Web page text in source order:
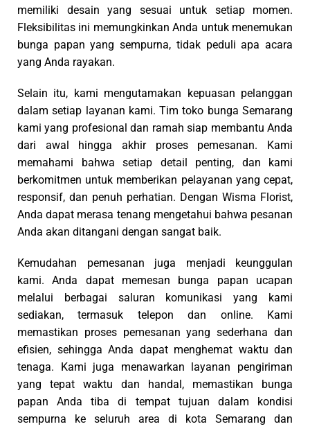
kami yang profesional dan ramah siap membantu Anda
dari awal hingga akhir proses pemesanan. Kami
memahami bahwa setiap detail penting, dan kami
berkomitmen untuk memberikan pelayanan yang cepat,
Anda dapat merasa tenang mengetahui bahwa pesanan
Anda akan ditangani dengan sangat baik.
Kemudahan pemesanan juga menjadi keunggulan
kami. Anda dapat memesan bunga papan ucapan
melalui berbagai saluran komunikasi yang kami
sediakan, termasuk telepon dan online. Kami
memastikan proses pemesanan yang sederhana dan
efisien, sehingga Anda dapat menghemat waktu dan
yang tepat waktu dan handal, memastikan bunga
papan Anda tiba di tempat tujuan dalam kondisi
sempurna ke seluruh area di kota Semarang dan
sekitarnya.
Keunggulan lainnya adalah harga yang kompetitif.
Kami menawarkan bunga papan ucapan dengan harga
yang terjangkau tanpa mengorbankan kualitas. Dengan
berbagai pilihan harga murah, Anda dapat menemukan
bunga papan yang sesuai dengan anggaran Anda. Kami